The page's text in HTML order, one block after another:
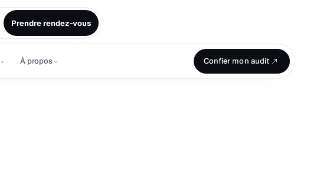
Prendre rendez-vous
⌄ À propos⌄ Confier mon audit